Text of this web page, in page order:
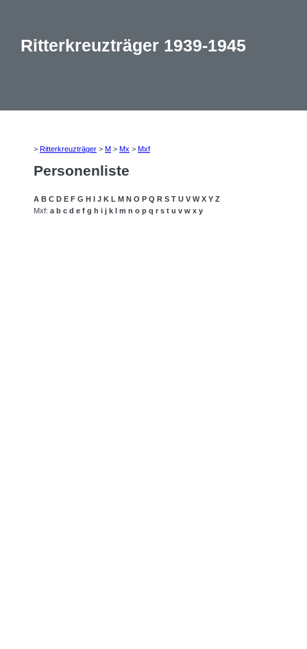
Ritterkreuzträger 1939-1945
> Ritterkreuzträger > M > Mx > Mxf
Personenliste
A B C D E F G H I J K L M N O P Q R S T U V W X Y Z
Mxf: a b c d e f g h i j k l m n o p q r s t u v w x y